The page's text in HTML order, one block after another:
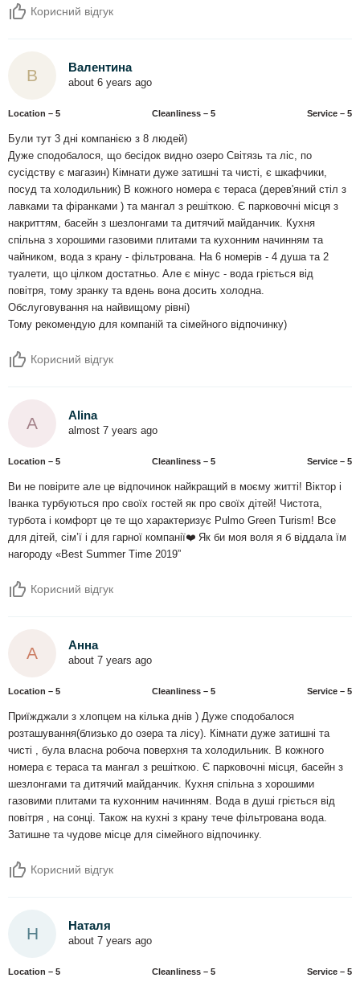
Корисний відгук
В Валентина
about 6 years ago
Location – 5 Сleanliness – 5 Service – 5
Були тут 3 дні компанією з 8 людей)
Дуже сподобалося, що бесідок видно озеро Світязь та ліс, по
сусідству є магазин) Кімнати дуже затишні та чисті, є шкафчики,
посуд та холодильник) В кожного номера є тераса (дерев'яний стіл з
лавками та фіранками ) та мангал з решіткою. Є парковочні місця з
накриттям, басейн з шезлонгами та дитячий майданчик. Кухня
спільна з хорошими газовими плитами та кухонним начинням та
чайником, вода з крану - фільтрована. На 6 номерів - 4 душа та 2
туалети, що цілком достатньо. Але є мінус - вода гріється від
повітря, тому зранку та вдень вона досить холодна.
Обслуговування на найвищому рівні)
Тому рекомендую для компаній та сімейного відпочинку)
Корисний відгук
A Alina
almost 7 years ago
Location – 5 Сleanliness – 5 Service – 5
Ви не повірите але це відпочинок найкращий в моєму житті! Віктор і
Іванка турбуються про своїх гостей як про своїх дітей! Чистота,
турбота і комфорт це те що характеризує Pulmo Green Turism! Все
для дітей, сім’ї і для гарної компанії❤️ Як би моя воля я б віддала їм
нагороду «Best Summer Time 2019”
Корисний відгук
А Анна
about 7 years ago
Location – 5 Сleanliness – 5 Service – 5
Приїжджали з хлопцем на кілька днів ) Дуже сподобалося
розташування(близько до озера та лісу). Кімнати дуже затишні та
чисті , була власна робоча поверхня та холодильник. В кожного
номера є тераса та мангал з решіткою. Є парковочні місця, басейн з
шезлонгами та дитячий майданчик. Кухня спільна з хорошими
газовими плитами та кухонним начинням. Вода в душі гріється від
повітря , на сонці. Також на кухні з крану тече фільтрована вода.
Затишне та чудове місце для сімейного відпочинку.
Корисний відгук
Н Наталя
about 7 years ago
Location – 5 Сleanliness – 5 Service – 5